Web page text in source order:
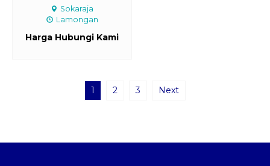
Sokaraja
Lamongan
Harga Hubungi Kami
1 2 3 Next